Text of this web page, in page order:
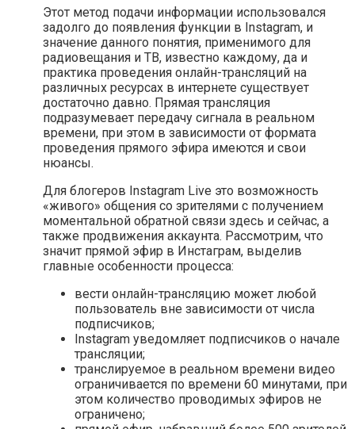
Этот метод подачи информации использовался
задолго до появления функции в Instagram, и
значение данного понятия, применимого для
радиовещания и ТВ, известно каждому, да и
практика проведения онлайн-трансляций на
различных ресурсах в интернете существует
достаточно давно. Прямая трансляция
подразумевает передачу сигнала в реальном
времени, при этом в зависимости от формата
проведения прямого эфира имеются и свои
нюансы.
Для блогеров Instagram Live это возможность
«живого» общения со зрителями с получением
моментальной обратной связи здесь и сейчас, а
также продвижения аккаунта. Рассмотрим, что
значит прямой эфир в Инстаграм, выделив
главные особенности процесса:
вести онлайн-трансляцию может любой
пользователь вне зависимости от числа
подписчиков;
Instagram уведомляет подписчиков о начале
трансляции;
транслируемое в реальном времени видео
ограничивается по времени 60 минутами, при
этом количество проводимых эфиров не
ограничено;